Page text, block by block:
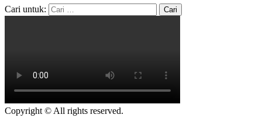
Cari untuk:
Copyright © All rights reserved.